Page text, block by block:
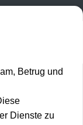
contact@tickwell-travel.de
Betrug und
Dienste zu